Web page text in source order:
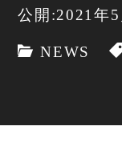
公開:2021年5
NEWS